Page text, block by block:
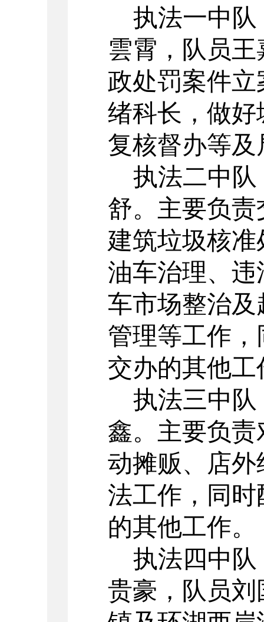
执法一中队
雲霄，队员王
政处罚案件
绪科长， 做好
复核督办等及
执法二中队
舒。主要负
建筑垃圾核
油车治理、
车市场整治
管理等工作，
交办的其他工
执法三中队
鑫。主要负责
动摊贩、店
法工作，同时
的其他工作。
执法四中队
贵豪 ，队员刘